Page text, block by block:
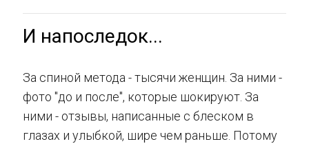
И напоследок...
За спиной метода - тысячи женщин. За ними -
фото "до и после", которые шокируют. За
ними - отзывы, написанные с блеском в
глазах и улыбкой, шире чем раньше. Потому